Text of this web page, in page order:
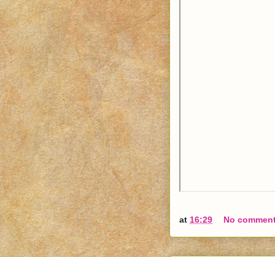
at 16:29 No